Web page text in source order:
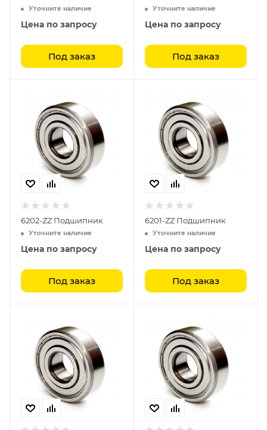
Уточните наличие
Цена по запросу
Под заказ
Уточните наличие
Цена по запросу
Под заказ
6202-ZZ Подшипник
Уточните наличие
Цена по запросу
Под заказ
6201-ZZ Подшипник
Уточните наличие
Цена по запросу
Под заказ